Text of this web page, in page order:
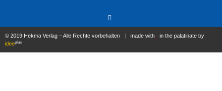
© 2019 Hekma Verlag – Alle Rechte vorbehalten | made with
in the palatinate by
ideeplus